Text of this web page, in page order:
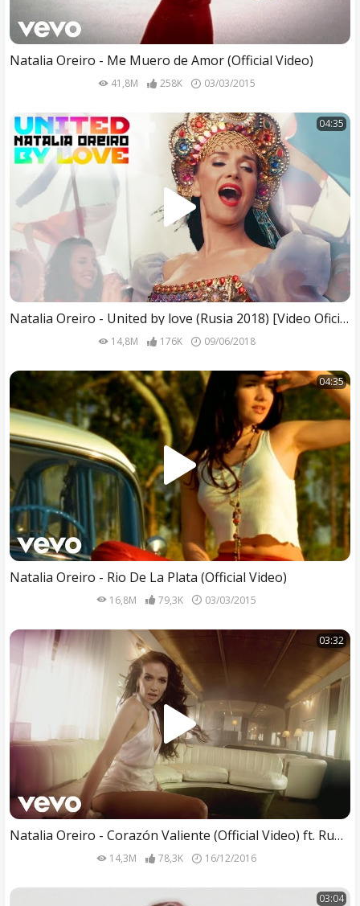
Natalia Oreiro - Me Muero de Amor (Official Video)
41,8M 258K 03/03/2015
04:35
Natalia Oreiro - United by love (Rusia 2018) [Video Oficial]
14,8M 176K 09/06/2018
04:35
Natalia Oreiro - Rio De La Plata (Official Video)
16,8M 79,3K 03/03/2015
03:32
Natalia Oreiro - Corazón Valiente (Official Video) ft. Rubén Rada
14,3M 78,3K 16/12/2016
03:04